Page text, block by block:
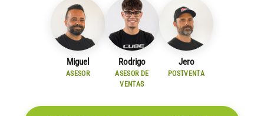
Miguel
ASESOR
Rodrigo
ASESOR DE
VENTAS
Jero
POSTVENTA